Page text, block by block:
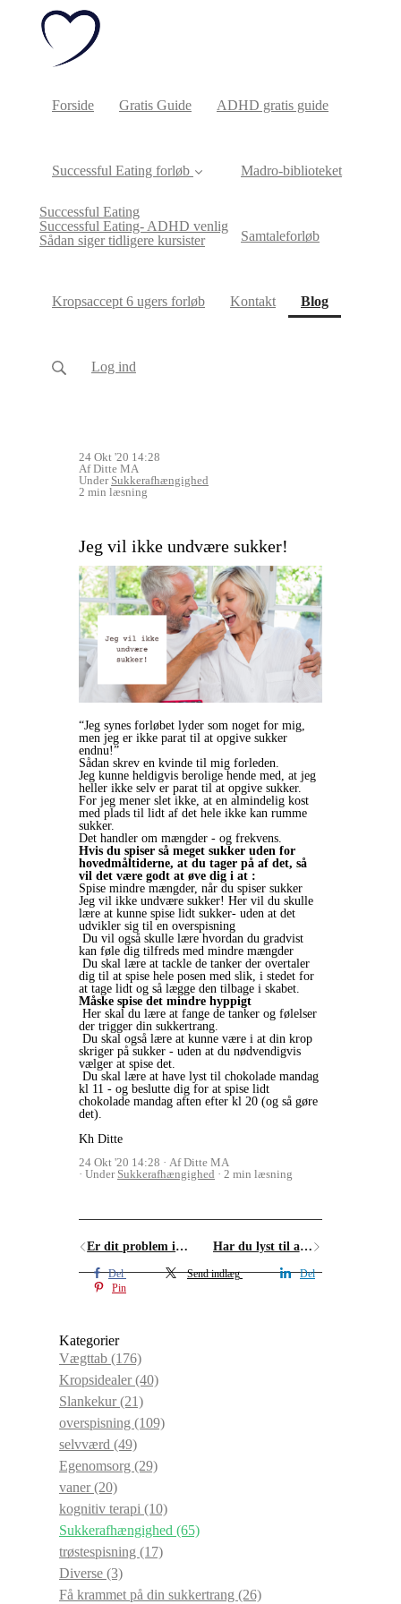
Forside Gratis Guide ADHD gratis guide
Successful Eating forløb
Successful Eating
Successful Eating- ADHD venlig
Sådan siger tidligere kursister
Madro-biblioteket
Samtaleforløb
Kropsaccept 6 ugers forløb Kontakt Blog(current)
Log ind
24 Okt '20 14:28
Af Ditte MA
Under Sukkerafhængighed
2 min læsning
Jeg vil ikke undvære sukker!
“Jeg synes forløbet lyder som noget for mig,
men jeg er ikke parat til at opgive sukker
endnu!”
Sådan skrev en kvinde til mig forleden.
Jeg kunne heldigvis berolige hende med, at jeg
heller ikke selv er parat til at opgive sukker.
For jeg mener slet ikke, at en almindelig kost
med plads til lidt af det hele ikke kan rumme
sukker.
Det handler om mængder - og frekvens.
Hvis du spiser så meget sukker uden for
hovedmåltiderne, at du tager på af det, så
vil det være godt at øve dig i at :
Spise mindre mængder, når du spiser sukker
Jeg vil ikke undvære sukker! Her vil du skulle
lære at kunne spise lidt sukker- uden at det
udvikler sig til en overspisning
Du vil også skulle lære hvordan du gradvist
kan føle dig tilfreds med mindre mængder
Du skal lære at tackle de tanker der overtaler
dig til at spise hele posen med slik, i stedet for
at tage lidt og så lægge den tilbage i skabet.
Måske spise det mindre hyppigt
Her skal du lære at fange de tanker og følelser
der trigger din sukkertrang.
Du skal også lære at kunne være i at din krop
skriger på sukker - uden at du nødvendigvis
vælger at spise det.
Du skal lære at have lyst til chokolade mandag
kl 11 - og beslutte dig for at spise lidt
chokolade mandag aften efter kl 20 (og så gøre
det).
Kh Ditte
24 Okt '20 14:28
Af Ditte MA
Under Sukkerafhængighed 2 min læsning
Er dit problem ikke sukker – men brød? Har du lyst til at overspise i dag?
Del Send indlæg
Del
Pin
Kategorier
Vægttab (176)
Kropsidealer(40)
Slankekur(21)
overspisning (109)
selvværd (49)
Egenomsorg (29)
vaner(20)
kognitiv terapi (10)
Sukkerafhængighed (65)
trøstespisning (17)
Diverse (3)
Få krammet på din sukkertrang (26)